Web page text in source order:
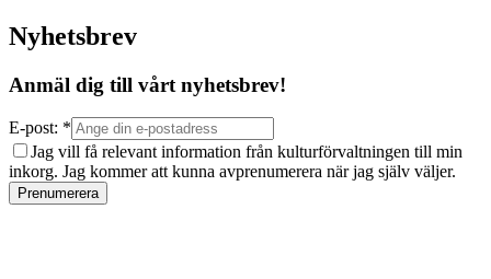
Nyhetsbrev
Anmäl dig till vårt nyhetsbrev!
E-post: *
Jag vill få relevant information från kulturförvaltningen till min
inkorg. Jag kommer att kunna avprenumerera när jag själv väljer.
Prenumerera